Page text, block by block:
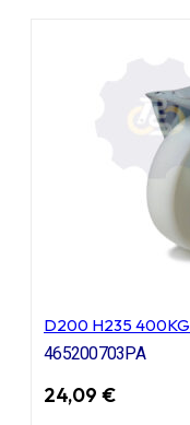
D200 H235 400KG
465200703PA
24,09 €